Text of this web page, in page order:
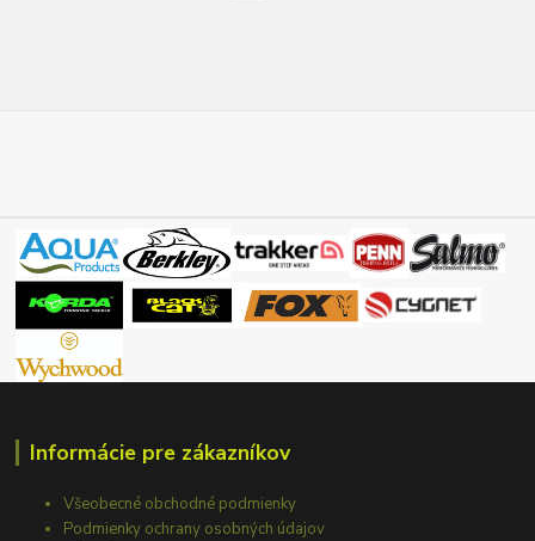
Informácie pre zákazníkov
Všeobecné obchodné podmienky
Podmienky ochrany osobných údajov